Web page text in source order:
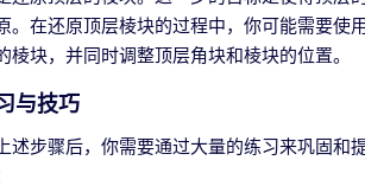
。在还原顶层棱块的过程中，你可能需要使
棱块，并同时调整顶层角块和棱块的位置。
与技巧
述步骤后，你需要通过大量的练习来巩固和